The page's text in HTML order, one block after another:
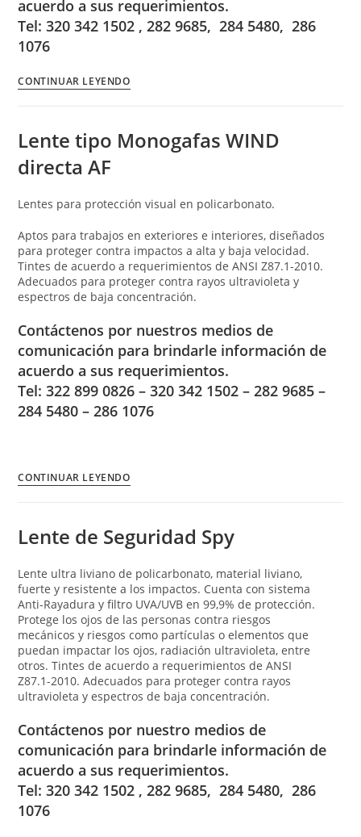
acuerdo a sus requerimientos.
Tel: 320 342 1502 , 282 9685, 284 5480, 286
1076
CONTINUAR LEYENDO
Lente tipo Monogafas WIND
directa AF
Lentes para protección visual en policarbonato.
Aptos para trabajos en exteriores e interiores, diseñados
para proteger contra impactos a alta y baja velocidad.
Tintes de acuerdo a requerimientos de ANSI Z87.1-2010.
Adecuados para proteger contra rayos ultravioleta y
espectros de baja concentración.
Contáctenos por nuestros medios de
comunicación para brindarle información de
acuerdo a sus requerimientos.
Tel: 322 899 0826 – 320 342 1502 – 282 9685 –
284 5480 – 286 1076
CONTINUAR LEYENDO
Lente de Seguridad Spy
Lente ultra liviano de policarbonato, material liviano,
fuerte y resistente a los impactos. Cuenta con sistema
Anti-Rayadura y filtro UVA/UVB en 99,9% de protección.
Protege los ojos de las personas contra riesgos
mecánicos y riesgos como partículas o elementos que
puedan impactar los ojos, radiación ultravioleta, entre
otros. Tintes de acuerdo a requerimientos de ANSI
Z87.1-2010. Adecuados para proteger contra rayos
ultravioleta y espectros de baja concentración.
Contáctenos por nuestro medios de
comunicación para brindarle información de
acuerdo a sus requerimientos.
Tel: 320 342 1502 , 282 9685, 284 5480, 286
1076